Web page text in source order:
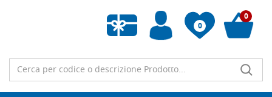
0
Wishlist vuota
0